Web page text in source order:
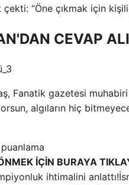
“Öne çıkmak için
CEVAP
Fanatik gazetesi muhabiri
algıların hiç
İÇİN BURAYA